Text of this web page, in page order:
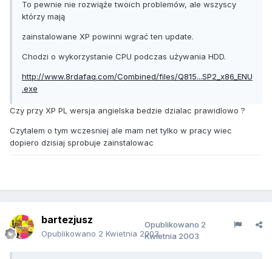
To pewnie nie rozwiąże twoich problemów, ale wszyscy
którzy mają
zainstalowane XP powinni wgrać ten update.
Chodzi o wykorzystanie CPU podczas używania HDD.
http://www.8rdafaq.com/Combined/files/Q815...SP2_x86_ENU
.exe
Czy przy XP PL wersja angielska bedzie dzialac prawidlowo ?
Czytalem o tym wczesniej ale mam net tylko w pracy wiec
dopiero dzisiaj sprobuje zainstalowac
bartezjusz
Opublikowano 2 Kwietnia 2003
Opublikowano 2
Kwietnia 2003